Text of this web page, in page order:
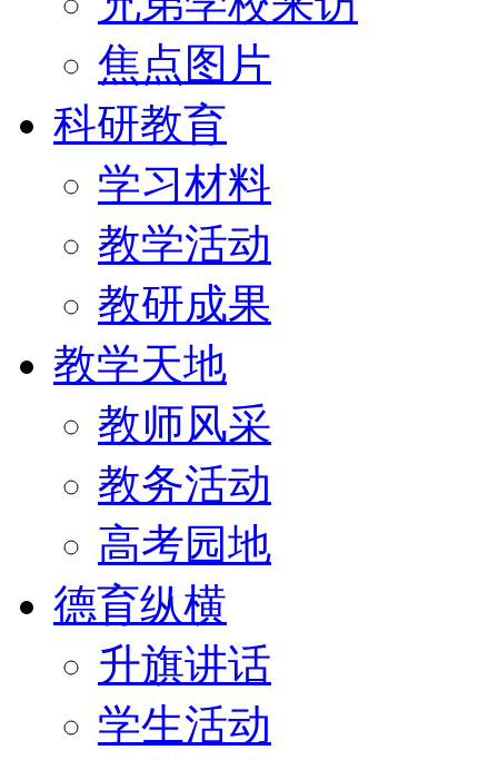
焦点图片
科研教育
学习材料
教学活动
教研成果
教学天地
教师风采
教务活动
高考园地
德育纵横
升旗讲话
学生活动